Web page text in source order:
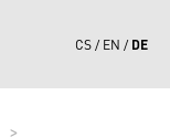
CS EN DE